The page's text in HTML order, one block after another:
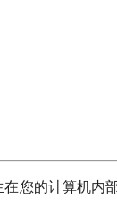
您的计算机内